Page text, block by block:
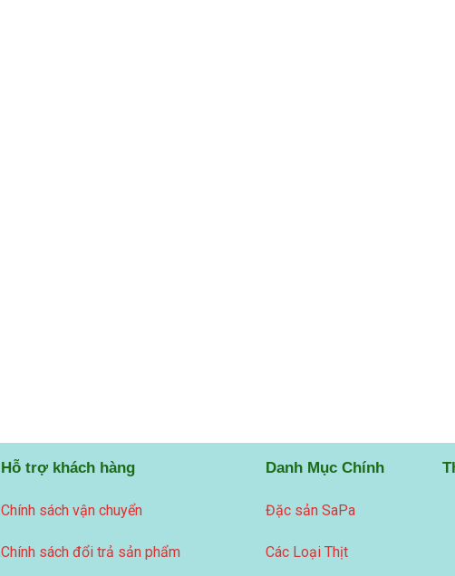
Hỗ trợ khách hàng
Chính sách vận chuyển
Chính sách đổi trả sản phẩm
Danh Mục Chính
Đặc sản SaPa
Các Loại Thịt